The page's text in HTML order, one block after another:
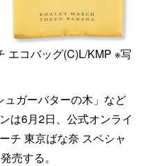
エコバッグ(C)L/KMP ※写
ュガーバターの木」など
は6月2日、公式オンライ
チ 東京ばな奈 スペシャ
売する。